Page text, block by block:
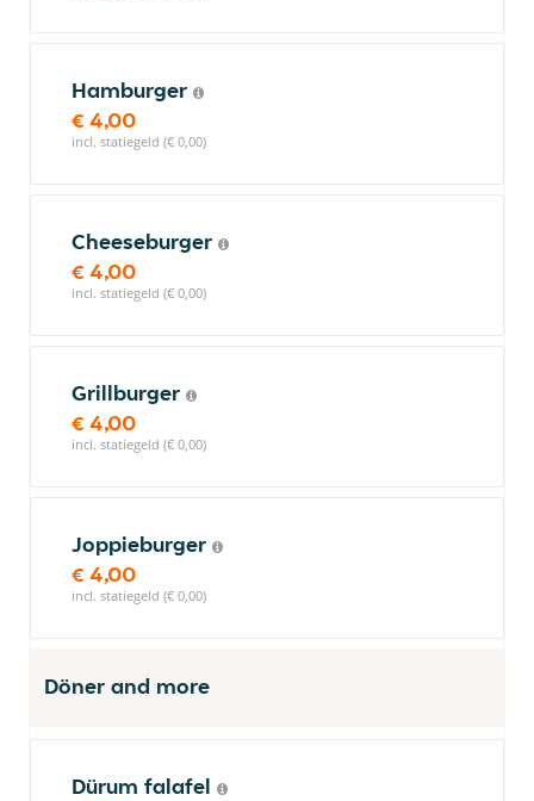
Hamburger
€ 4,00
incl. statiegeld (€ 0,00)
Cheeseburger
€ 4,00
incl. statiegeld (€ 0,00)
Grillburger
€ 4,00
incl. statiegeld (€ 0,00)
Joppieburger
€ 4,00
incl. statiegeld (€ 0,00)
Döner and more
Dürum falafel